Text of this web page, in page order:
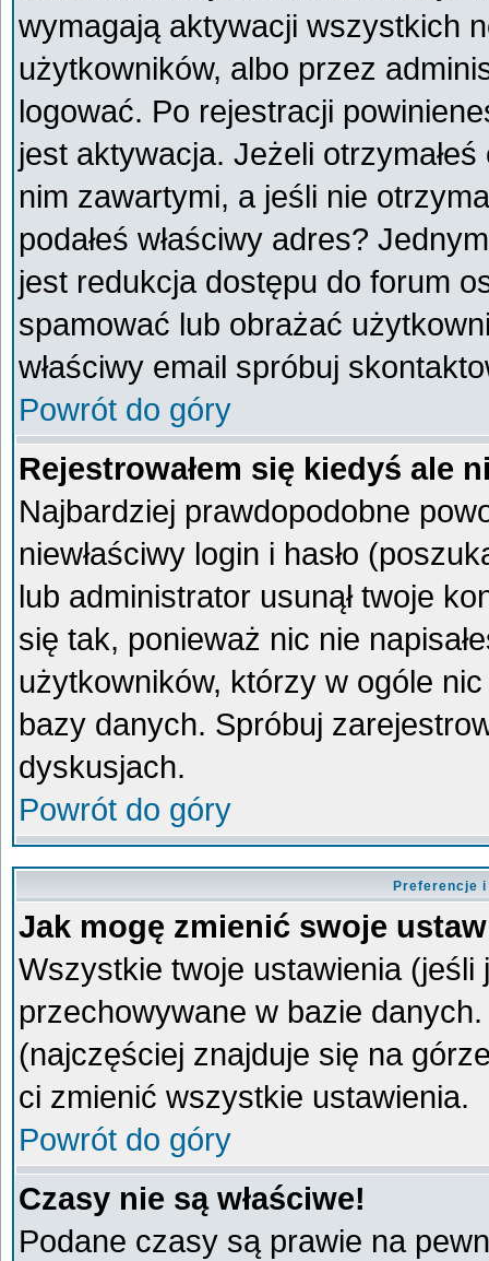
wymagają aktywacji wszystkich
użytkowników, albo przez
logować. Po rejestracji
jest aktywacja. Jeżeli
nim zawartymi, a jeśli nie
podałeś właściwy adres?
jest redukcja dostępu do forum
spamować lub obrażać
właściwy email spróbuj
Powrót do góry
Rejestrowałem się kiedyś ale
Najbardziej prawdopodobne
niewłaściwy login i hasło
lub administrator usunął twoje
się tak, ponieważ nic nie
użytkowników, którzy w ogóle
bazy danych. Spróbuj
dyskusjach.
Powrót do góry
Preferencje
Jak mogę zmienić swoje
Wszystkie twoje ustawienia
przechowywane w bazie
(najczęściej znajduje się na
ci zmienić wszystkie ustawienia.
Powrót do góry
Czasy nie są właściwe!
Podane czasy są prawie na